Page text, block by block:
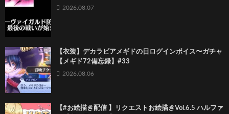
2026.08.07
【衣装】デカラビアメギドの日ログインボイス〜ガチャ
【メギド72備忘録】#33
2026.08.06
【#お絵描き配信 】リクエストお絵描きVol.6.5 ハルファ